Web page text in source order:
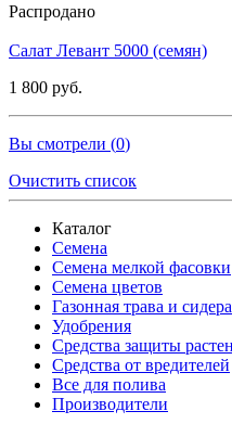
Распродано
Салат Левант 5000 (семян)
1 800 руб.
Вы смотрели (0)
Очистить список
Каталог
Семена
Семена мелкой фасовки
Семена цветов
Газонная трава и
Удобрения
Средства защиты
Средства от вредителей
Все для полива
Производители